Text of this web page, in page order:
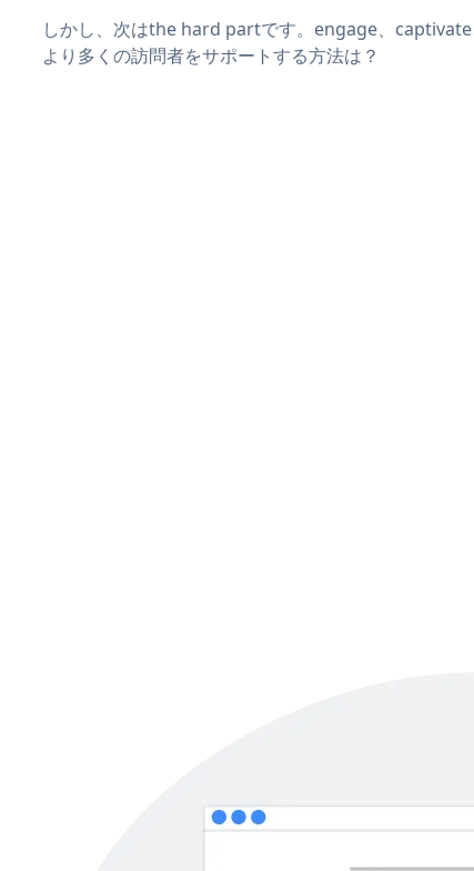
しかし、次はthe hard partです。engage、
より多くの訪問者をサポートする方法は？